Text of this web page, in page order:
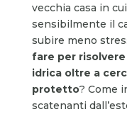
vecchia casa in
sensibilmente il
subire meno
fare per
idrica oltre a
protetto? Come
scatenanti